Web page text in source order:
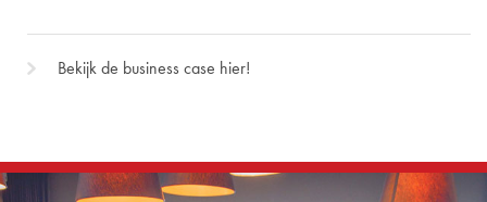
Bekijk de business case hier!